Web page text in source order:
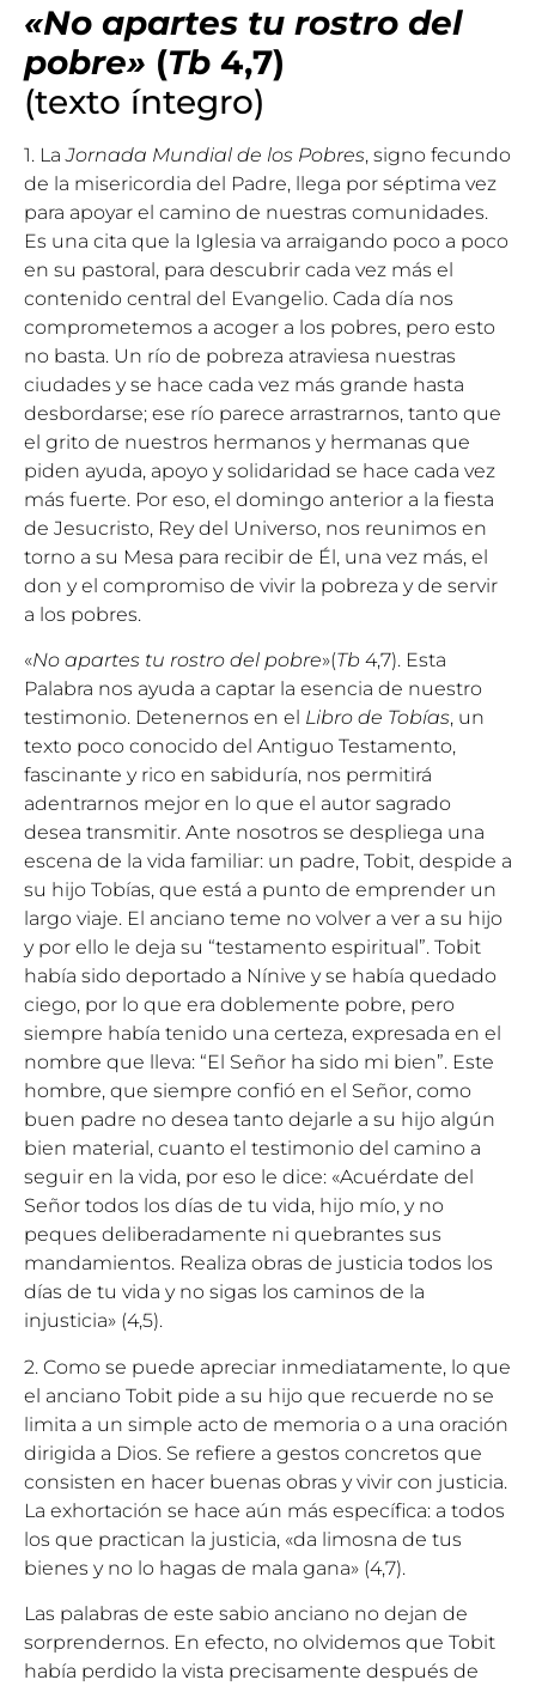
«No apartes tu rostro del
pobre» (Tb 4,7)
(texto íntegro)
1. LaJornada Mundial de los Pobres, signo fecundo
de la misericordia del Padre, llega por séptima vez
para apoyar el camino de nuestras comunidades.
Es una cita que la Iglesia va arraigando poco a poco
en su pastoral, para descubrir cada vez más el
contenido central del Evangelio. Cada día nos
comprometemos a acoger a los pobres, pero esto
no basta. Un río de pobreza atraviesa nuestras
ciudades y se hace cada vez más grande hasta
desbordarse; ese río parece arrastrarnos, tanto que
el grito de nuestros hermanos y hermanas que
piden ayuda, apoyo y solidaridad se hace cada vez
más fuerte. Por eso, el domingo anterior a la fiesta
de Jesucristo, Rey del Universo, nos reunimos en
torno a su Mesa para recibir de Él, una vez más, el
don y el compromiso de vivir la pobreza y de servir
a los pobres.
«No apartes tu rostro del pobre»(Tb 4,7). Esta
Palabra nos ayuda a captar la esencia de nuestro
testimonio. Detenernos en el Libro de Tobías, un
texto poco conocido del Antiguo Testamento,
fascinante y rico en sabiduría, nos permitirá
adentrarnos mejor en lo que el autor sagrado
desea transmitir. Ante nosotros se despliega una
escena de la vida familiar: un padre, Tobit, despide a
su hijo Tobías, que está a punto de emprender un
largo viaje. El anciano teme no volver a ver a su hijo
y por ello le deja su “testamento espiritual”. Tobit
había sido deportado a Nínive y se había quedado
ciego, por lo que era doblemente pobre, pero
siempre había tenido una certeza, expresada en el
nombre que lleva: “El Señor ha sido mi bien”. Este
hombre, que siempre confió en el Señor, como
buen padre no desea tanto dejarle a su hijo algún
bien material, cuanto el testimonio del camino a
seguir en la vida, por eso le dice: «Acuérdate del
Señor todos los días de tu vida, hijo mío, y no
peques deliberadamente ni quebrantes sus
mandamientos. Realiza obras de justicia todos los
días de tu vida y no sigas los caminos de la
injusticia» (4,5).
2. Como se puede apreciar inmediatamente, lo que
el anciano Tobit pide a su hijo que recuerde no se
limita a un simple acto de memoria o a una oración
dirigida a Dios. Se refiere a gestos concretos que
consisten en hacer buenas obras y vivir con justicia.
La exhortación se hace aún más específica: a todos
los que practican la justicia, «da limosna de tus
bienes y no lo hagas de mala gana» (4,7).
Las palabras de este sabio anciano no dejan de
sorprendernos. En efecto, no olvidemos que Tobit
había perdido la vista precisamente después de